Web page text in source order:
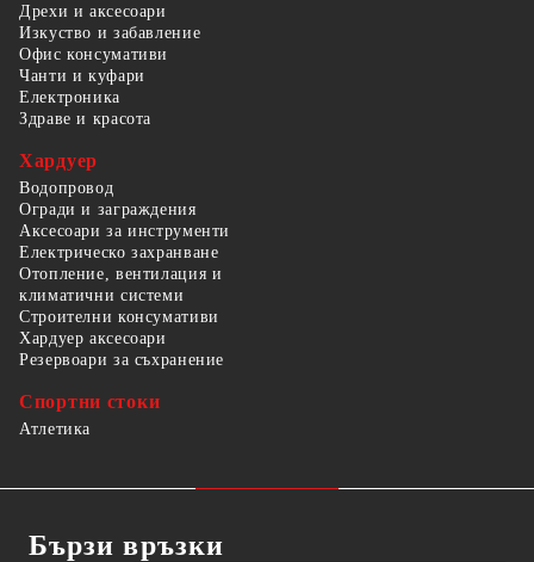
Дрехи и аксесоари
Изкуство и забавление
Офис консумативи
Чанти и куфари
Електроника
Здраве и красота
Хардуер
Водопровод
Огради и заграждения
Аксесоари за инструменти
Електрическо захранване
Отопление, вентилация и
климатични системи
Строителни консумативи
Хардуер аксесоари
Резервоари за съхранение
Спортни стоки
Атлетика
Бързи връзки